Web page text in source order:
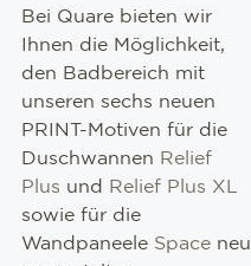
Bei Quare bieten wir
Ihnen die Möglichkeit,
den Badbereich mit
unseren sechs neuen
PRINT-Motiven für die
Duschwannen Relief
Plus und Relief Plus XL
sowie für die
Wandpaneele Spaceneu